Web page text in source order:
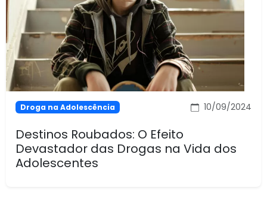
Droga na Adolescência 10/09/2024
Destinos Roubados: O Efeito
Devastador das Drogas na Vida dos
Adolescentes